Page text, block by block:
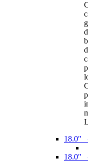
18.0"
18.0"